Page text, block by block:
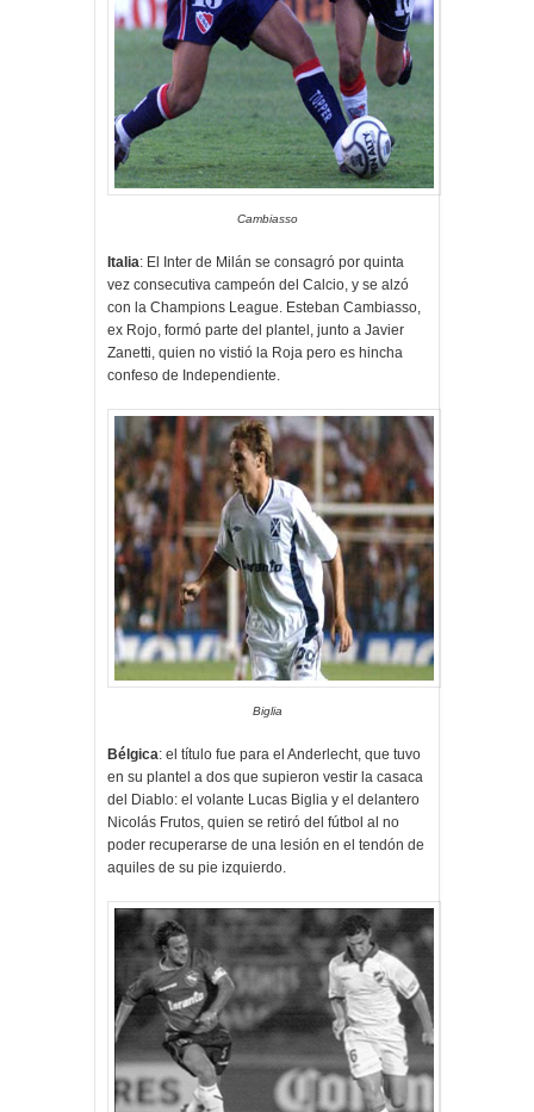
Cambiasso
Italia: El Inter de Milán se consagró por quinta
vez consecutiva campeón del Calcio, y se alzó
con la Champions League. Esteban Cambiasso,
ex Rojo, formó parte del plantel, junto a Javier
Zanetti, quien no vistió la Roja pero es hincha
confeso de Independiente.
Biglia
Bélgica: el título fue para el Anderlecht, que tuvo
en su plantel a dos que supieron vestir la casaca
del Diablo: el volante Lucas Biglia y el delantero
Nicolás Frutos, quien se retiró del fútbol al no
poder recuperarse de una lesión en el tendón de
aquiles de su pie izquierdo.